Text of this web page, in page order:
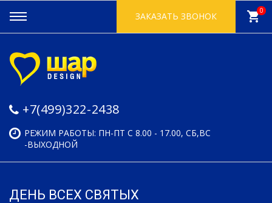
+7(499)322-2438
РЕЖИМ РАБОТЫ: ПН-ПТ С 8.00 - 17.00, СБ,ВС
-ВЫХОДНОЙ
ЗАКАЗАТЬ ЗВОНОК shopping_cart0
ДЕНЬ ВСЕХ СВЯТЫХ